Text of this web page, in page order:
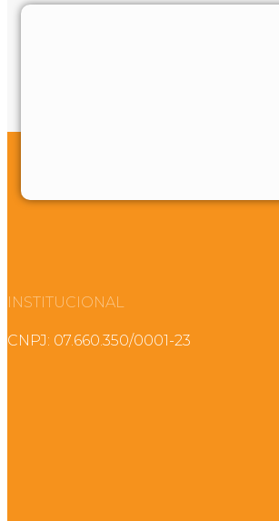
INSTITUCIONAL
CNPJ: 07.660.350/0001-23